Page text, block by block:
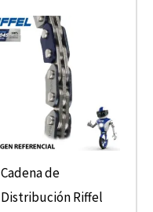
Cadena de
Distribución Riffel